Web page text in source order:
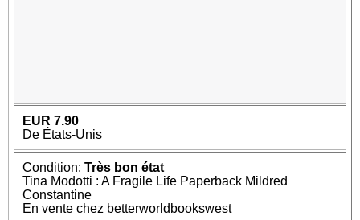
EUR 7.90
De États-Unis
Condition: Très bon état
Tina Modotti : A Fragile Life Paperback Mildred
Constantine
En vente chez betterworldbookswest